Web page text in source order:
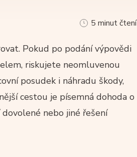
5 minut čtení
Pokud po podání výpovědi
riskujete neomluvenou
posudek i náhradu škody,
cestou je písemná dohoda o
nebo jiné řešení